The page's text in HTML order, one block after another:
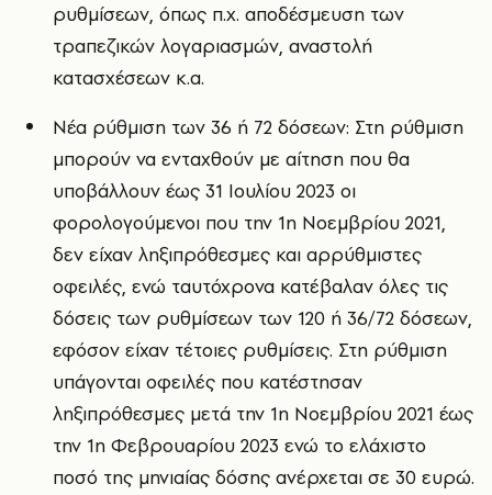
ρυθμίσεων, όπως π.χ. αποδέσμευση των
τραπεζικών λογαριασμών, αναστολή
κατασχέσεων κ.α.
Νέα ρύθμιση των 36 ή 72 δόσεων: Στη ρύθμιση
μπορούν να ενταχθούν με αίτηση που θα
υποβάλλουν έως 31 Ιουλίου 2023 οι
φορολογούμενοι που την 1η Νοεμβρίου 2021,
δεν είχαν ληξιπρόθεσμες και αρρύθμιστες
οφειλές, ενώ ταυτόχρονα κατέβαλαν όλες τις
δόσεις των ρυθμίσεων των 120 ή 36/72 δόσεων,
εφόσον είχαν τέτοιες ρυθμίσεις. Στη ρύθμιση
υπάγονται οφειλές που κατέστησαν
ληξιπρόθεσμες μετά την 1η Νοεμβρίου 2021 έως
την 1η Φεβρουαρίου 2023 ενώ το ελάχιστο
ποσό της μηνιαίας δόσης ανέρχεται σε 30 ευρώ.